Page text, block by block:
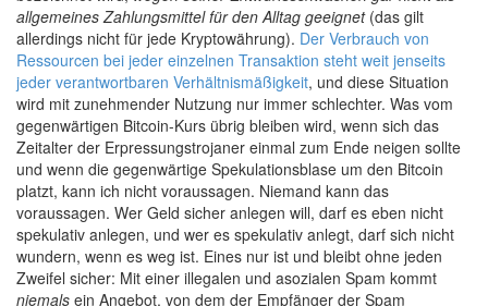
allgemeines Zahlungsmittel für den Alltag geeignet(das gilt
allerdings nicht für jede Kryptowährung). Der Verbrauch von
Ressourcen bei jeder einzelnen Transaktion steht weit jenseits
jeder verantwortbaren Verhältnismäßigkeit, und diese Situation
wird mit zunehmender Nutzung nur immer schlechter. Was vom
gegenwärtigen Bitcoin-Kurs übrig bleiben wird, wenn sich das
Zeitalter der Erpressungstrojaner einmal zum Ende neigen sollte
und wenn die gegenwärtige Spekulationsblase um den Bitcoin
platzt, kann ich nicht voraussagen. Niemand kann das
voraussagen. Wer Geld sicher anlegen will, darf es eben nicht
spekulativ anlegen, und wer es spekulativ anlegt, darf sich nicht
wundern, wenn es weg ist. Eines nur ist und bleibt ohne jeden
Zweifel sicher: Mit einer illegalen und asozialen Spam kommt
niemals ein Angebot, von dem der Empfänger der Spam